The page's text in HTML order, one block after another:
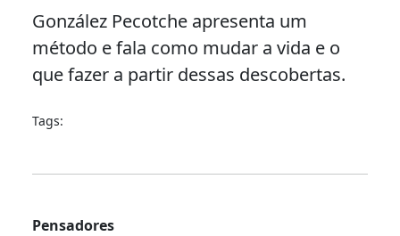
González Pecotche apresenta um
método e fala como mudar a vida e o
que fazer a partir dessas descobertas.
Tags:
Pensadores